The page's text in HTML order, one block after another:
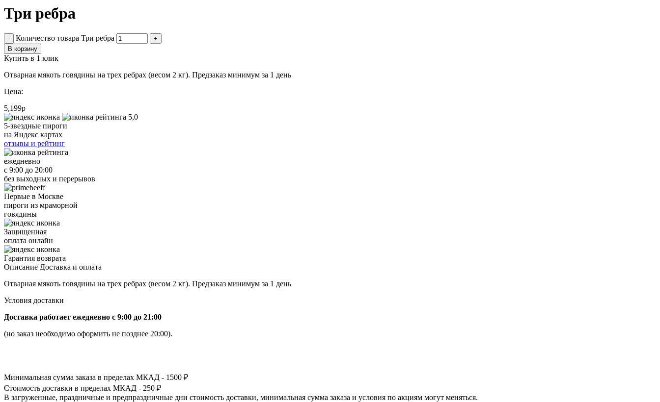
Три ребра
- Количество товара Три ребра
+
В корзину
Купить в 1 клик
Отварная мякоть говядины на трех ребрах (весом 2 кг). Предзаказ минимум за 1 день
Цена:
5,199р
5,0
5-звездные пироги
на Яндекс картах
отзывы и рейтинг
ежедневно
с 9:00 до 20:00
без выходных и перерывов
Первые в Москве
пироги из мраморной
говядины
Защищенная
оплата онлайн
Гарантия возврата
Описание Доставка и оплата
Отварная мякоть говядины на трех ребрах (весом 2 кг). Предзаказ минимум за 1 день
Условия доставки
Доставка работает ежедневно с 9:00 до 21:00
(но заказ необходимо оформить не позднее 20:00).
Минимальная сумма заказа в пределах МКАД - 1500 ₽
Стоимость доставки в пределах МКАД - 250 ₽
В загруженные, праздничные и предпраздничные дни стоимость доставки, минимальная сумма заказа и условия по акциям могут меняться.